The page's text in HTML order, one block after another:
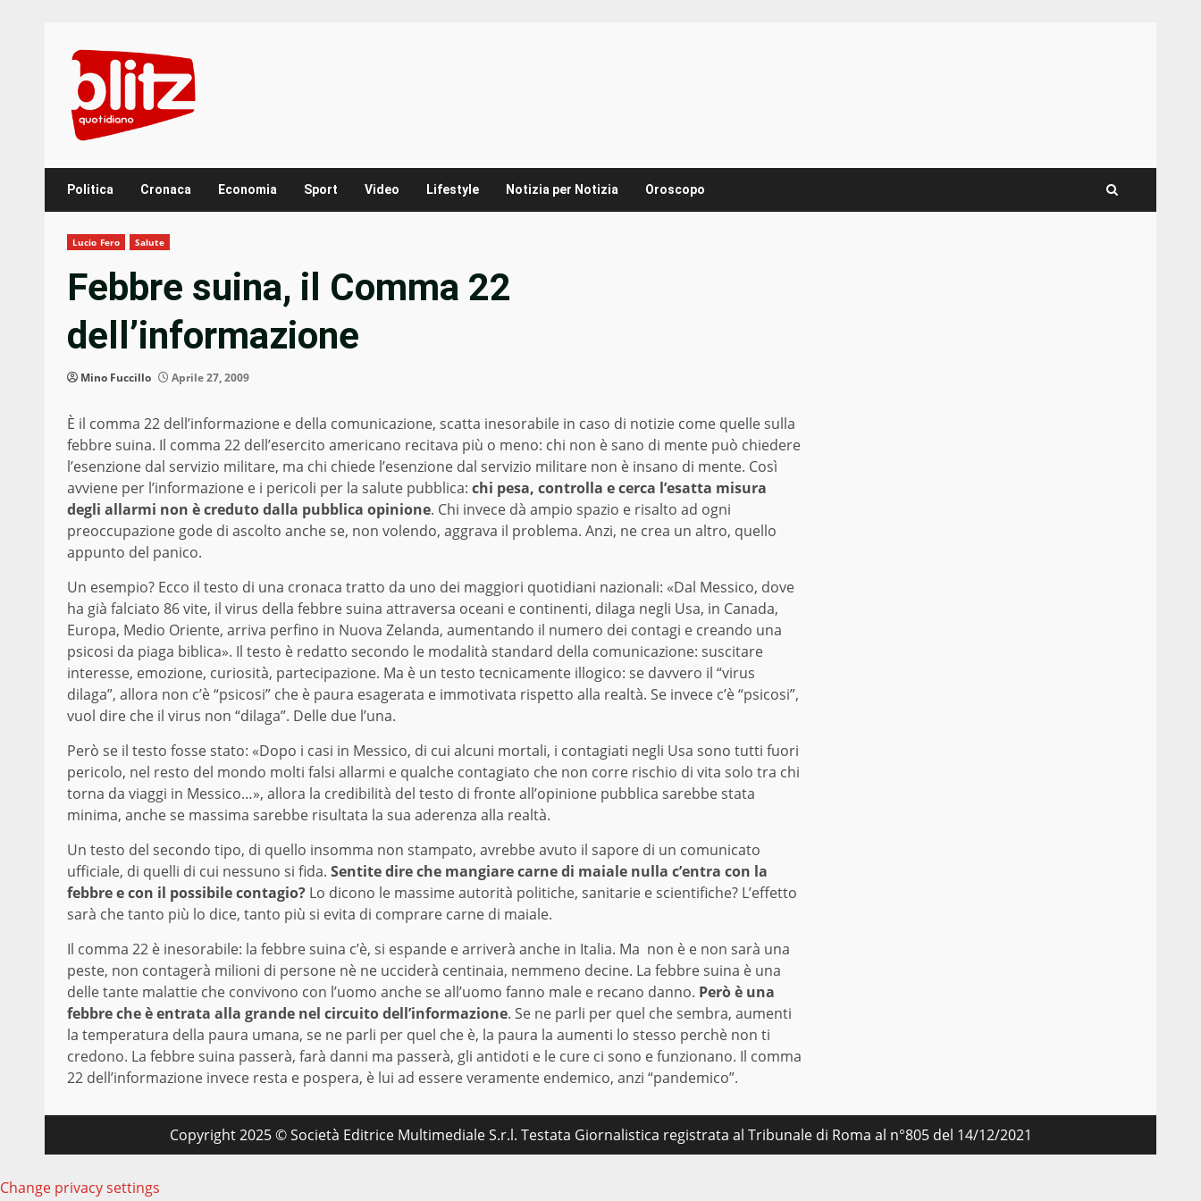
content
Politica Cronaca Economia Sport Video Lifestyle Notizia per Notizia Oroscopo
Lucio Fero Salute
Febbre suina, il Comma 22
dell’informazione
Mino Fuccillo Aprile 27, 2009
È il comma 22 dell’informazione e della comunicazione, scatta inesorabile in caso di notizie come quelle sulla
febbre suina. Il comma 22 dell’esercito americano recitava più o meno: chi non è sano di mente può chiedere
l’esenzione dal servizio militare, ma chi chiede l’esenzione dal servizio militare non è insano di mente. Così
avviene per l’informazione e i pericoli per la salute pubblica: chi pesa, controlla e cerca l’esatta misura
degli allarmi non è creduto dalla pubblica opinione. Chi invece dà ampio spazio e risalto ad ogni
preoccupazione gode di ascolto anche se, non volendo, aggrava il problema. Anzi, ne crea un altro, quello
appunto del panico.
Un esempio? Ecco il testo di una cronaca tratto da uno dei maggiori quotidiani nazionali: «Dal Messico, dove
ha già falciato 86 vite, il virus della febbre suina attraversa oceani e continenti, dilaga negli Usa, in Canada,
Europa, Medio Oriente, arriva perfino in Nuova Zelanda, aumentando il numero dei contagi e creando una
psicosi da piaga biblica». Il testo è redatto secondo le modalità standard della comunicazione: suscitare
interesse, emozione, curiosità, partecipazione. Ma è un testo tecnicamente illogico: se davvero il “virus
dilaga”, allora non c’è “psicosi” che è paura esagerata e immotivata rispetto alla realtà. Se invece c’è “psicosi”,
vuol dire che il virus non “dilaga”. Delle due l’una.
Però se il testo fosse stato: «Dopo i casi in Messico, di cui alcuni mortali, i contagiati negli Usa sono tutti fuori
pericolo, nel resto del mondo molti falsi allarmi e qualche contagiato che non corre rischio di vita solo tra chi
torna da viaggi in Messico…», allora la credibilità del testo di fronte all’opinione pubblica sarebbe stata
minima, anche se massima sarebbe risultata la sua aderenza alla realtà.
Un testo del secondo tipo, di quello insomma non stampato, avrebbe avuto il sapore di un comunicato
ufficiale, di quelli di cui nessuno si fida. Sentite dire che mangiare carne di maiale nulla c’entra con la
febbre e con il possibile contagio? Lo dicono le massime autorità politiche, sanitarie e scientifiche? L’effetto
sarà che tanto più lo dice, tanto più si evita di comprare carne di maiale.
Il comma 22 è inesorabile: la febbre suina c’è, si espande e arriverà anche in Italia. Ma non è e non sarà una
peste, non contagerà milioni di persone nè ne ucciderà centinaia, nemmeno decine. La febbre suina è una
delle tante malattie che convivono con l’uomo anche se all’uomo fanno male e recano danno. Però è una
febbre che è entrata alla grande nel circuito dell’informazione. Se ne parli per quel che sembra, aumenti
la temperatura della paura umana, se ne parli per quel che è, la paura la aumenti lo stesso perchè non ti
credono. La febbre suina passerà, farà danni ma passerà, gli antidoti e le cure ci sono e funzionano. Il comma
22 dell’informazione invece resta e pospera, è lui ad essere veramente endemico, anzi “pandemico”.
Copyright 2025 © Società Editrice Multimediale S.r.l. Testata Giornalistica registrata al Tribunale di Roma al n°805 del 14/12/2021
Change privacy settings